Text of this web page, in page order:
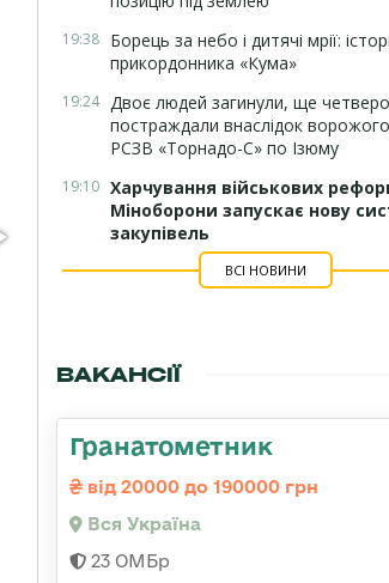
19:38 Борець за небо і дитячі мрії:
прикордонника «Кума»
19:24 Двоє людей загинули, ще четверо
постраждали внаслідок
РСЗВ «Торнадо-С» по Ізюму
19:10 Харчування військових
Міноборони запускає нову
закупівель
ВСІ НОВИНИ
ВАКАНСІЇ
Гранатометник
від 20000 до 190000 грн
Вся Україна
23 ОМБр